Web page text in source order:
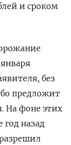
и сроком
без
предложит
На фоне этих
назад